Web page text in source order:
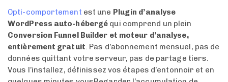
Opti-comportement est une Plugin d’analyse
WordPress auto-hébergé qui comprend un plein
Conversion Funnel Builder et moteur d’analyse,
entièrement gratuit. Pas d’abonnement mensuel, pas de
données quittant votre serveur, pas de partage tiers.
Vous l’installez, définissez vos étapes d’entonnoir et en